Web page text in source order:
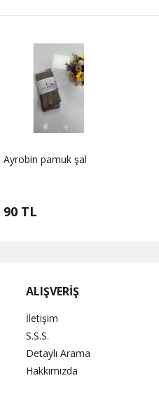
Ayrobin pamuk şal
90 TL
ALIŞVERİŞ
İletişim
S.S.S.
Detaylı Arama
Hakkımızda